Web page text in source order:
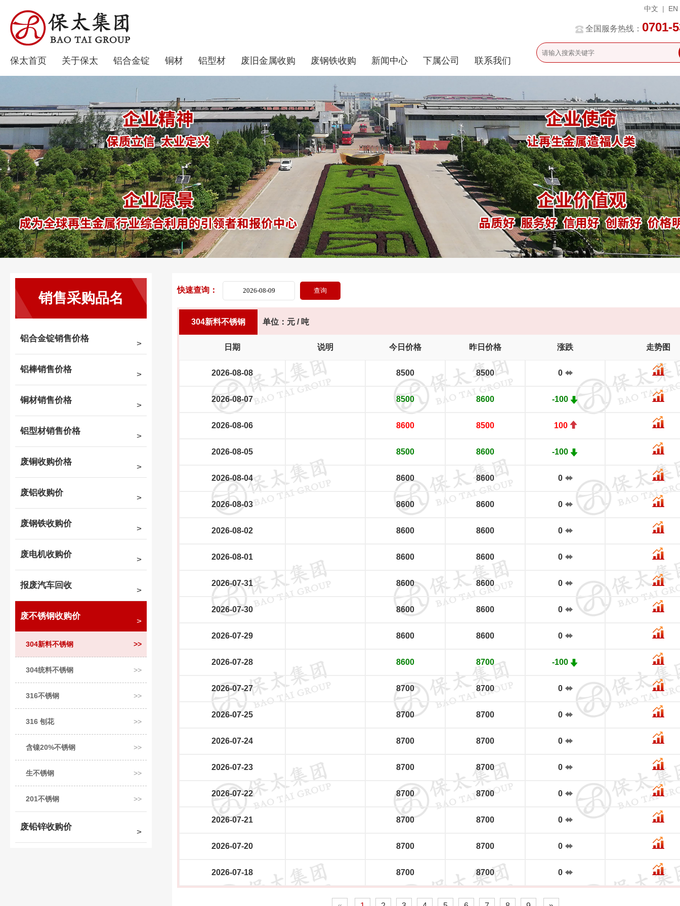
保太首页 关于保太 铝合金锭 铜材 铝型材 废旧金属收购 废钢铁收购 新闻中心 下属公司 联系我们
中文 | EN
全国服务热线： 0701-
销售采购品名
铝合金锭销售价格
铝棒销售价格
铜材销售价格
铝型材销售价格
废铜收购价格
废铝收购价
废钢铁收购价
废电机收购价
报废汽车回收
废不锈钢收购价
304新料不锈钢
304统料不锈钢
316不锈钢
316 刨花
含镍20%不锈钢
生不锈钢
201不锈钢
废铅锌收购价
快速查询：
304新料不锈钢 单位：元 / 吨
日期 说明 今日价格 昨日价格 涨跌 走势图
2026-08-08 8500 8500 0
2026-08-07 8500 8600 -100
2026-08-06 8600 8500 100
2026-08-05 8500 8600 -100
2026-08-04 8600 8600 0
2026-08-03 8600 8600 0
2026-08-02 8600 8600 0
2026-08-01 8600 8600 0
2026-07-31 8600 8600 0
2026-07-30 8600 8600 0
2026-07-29 8600 8600 0
2026-07-28 8600 8700 -100
2026-07-27 8700 8700 0
2026-07-25 8700 8700 0
2026-07-24 8700 8700 0
2026-07-23 8700 8700 0
2026-07-22 8700 8700 0
2026-07-21 8700 8700 0
2026-07-20 8700 8700 0
2026-07-18 8700 8700 0